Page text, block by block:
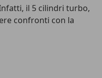
il 5 cilindri turbo,
confronti con la